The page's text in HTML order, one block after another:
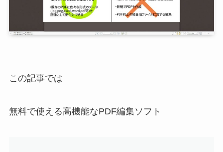
この記事では
無料で使える高機能なPDF編集ソフト